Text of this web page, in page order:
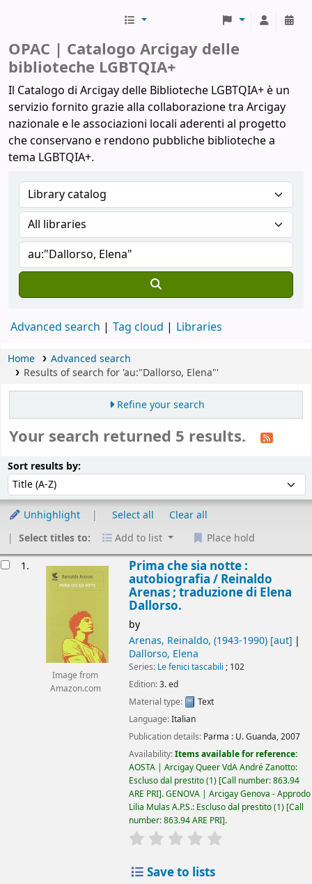
OPAC | Catalogo Arcigay delle
biblioteche LGBTQIA+
Il Catalogo di Arcigay delle Biblioteche LGBTQIA+ è un
servizio fornito grazie alla collaborazione tra Arcigay
nazionale e le associazioni locali aderenti al progetto
che conservano e rendono pubbliche biblioteche a
tema LGBTQIA+.
Advanced search Tag cloud Libraries
Home
Advanced search
Results of search for 'au:"Dallorso, Elena"'
Refine your search
Your search returned 5 results.
Sort results by:
Unhighlight Select all
Clear all
Select titles to:
Add to list Place hold
1.
Image from
Amazon.com
Prima che sia notte :
autobiografia / Reinaldo
Arenas ; traduzione di Elena
Dallorso.
by
Arenas, Reinaldo, (1943-1990)[aut]
Dallorso, Elena
Series: Le fenici tascabili ; 102
Edition:3. ed
Material type:
Text
Language:Italian
Publication details: Parma : U. Guanda,2007
Availability:Items available for reference:
AOSTA | Arcigay Queer VdA André Zanotto:
Escluso dal prestito(1) Call number:863.94
ARE PRI .GENOVA | Arcigay Genova - Approdo
Lilia Mulas A.P.S.: Escluso dal prestito(1) Call
number:863.94 ARE PRI .
star rating
Save to lists